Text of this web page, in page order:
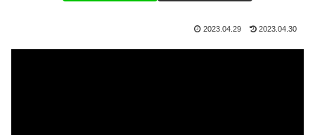
2023.04.29 2023.04.30